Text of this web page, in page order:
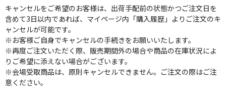
キャンセルをご希望のお客様は、出荷手配前の状態かつご注文日を
含めて3日以内であれば、マイページ内「購入履歴」よりご注文のキ
ャンセルが可能です。
※お客様ご自身でキャンセルの手続きをお願いいたします。
※再度ご注文いただく際、販売期間外の場合や商品の在庫状況によ
りご希望に添えない場合がございます。
※会場受取商品は、原則キャンセルできません。ご注文の際はご注
意ください。